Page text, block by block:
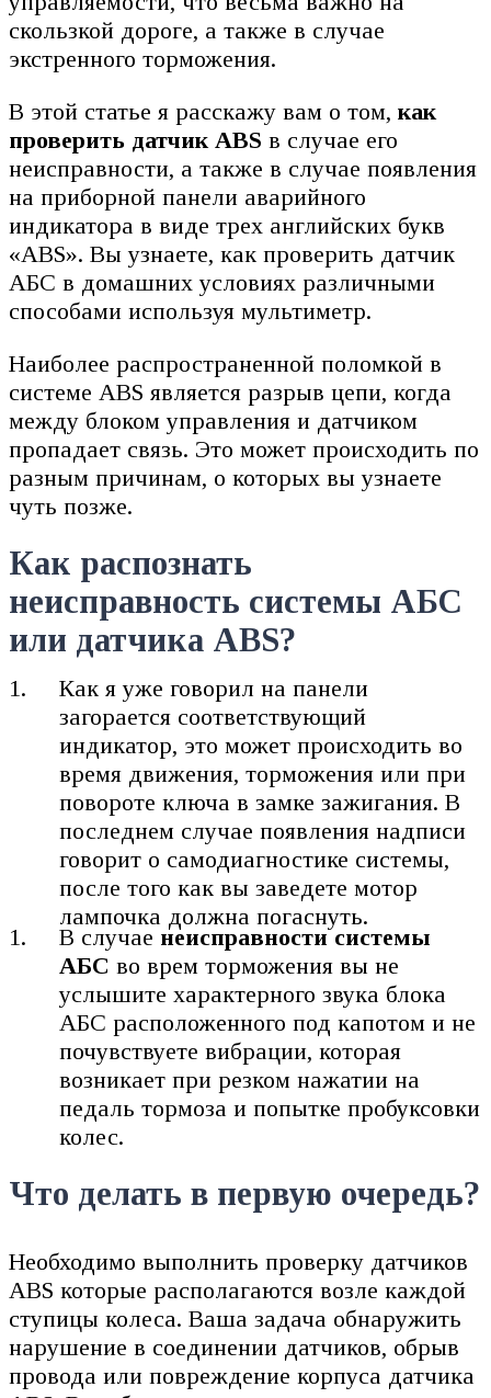
скользкой дороге, а также в случае
экстренного торможения.
В этой статье я расскажу вам о том, как
проверить датчик ABS в случае его
неисправности, а также в случае появления
на приборной панели аварийного
индикатора в виде трех английских букв
«ABS». Вы узнаете, как проверить датчик
АБС в домашних условиях различными
способами используя мультиметр.
Наиболее распространенной поломкой в
системе ABS является разрыв цепи, когда
между блоком управления и датчиком
пропадает связь. Это может происходить по
разным причинам, о которых вы узнаете
чуть позже.
Как распознать
неисправность системы АБС
или датчика ABS?
Как я уже говорил на панели
загорается соответствующий
индикатор, это может происходить во
время движения, торможения или при
повороте ключа в замке зажигания. В
последнем случае появления надписи
говорит о самодиагностике системы,
после того как вы заведете мотор
лампочка должна погаснуть.
В случае неисправности системы
АБС во врем торможения вы не
услышите характерного звука блока
АБС расположенного под капотом и не
почувствуете вибрации, которая
возникает при резком нажатии на
педаль тормоза и попытке пробуксовки
колес.
Что делать в первую очередь?
Необходимо выполнить проверку датчиков
ABS которые располагаются возле каждой
ступицы колеса. Ваша задача обнаружить
нарушение в соединении датчиков, обрыв
провода или повреждение корпуса датчика